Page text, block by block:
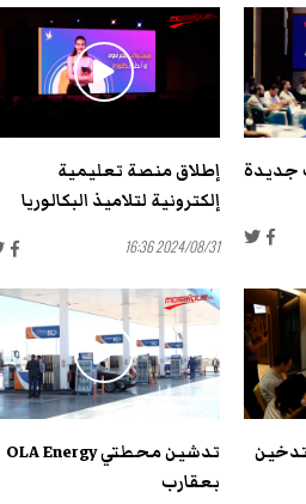
جديدة
إطلاق منصة تعليمية
إلكترونية لتلاميذ البكالوريا
2024/08/31 16:36
تدشين محطتي OLA Energy
بعقارب